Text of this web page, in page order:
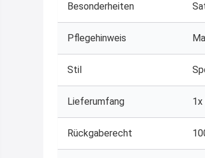
Besonderheiten
Pflegehinweis
Stil
Lieferumfang 1x
Rückgaberecht